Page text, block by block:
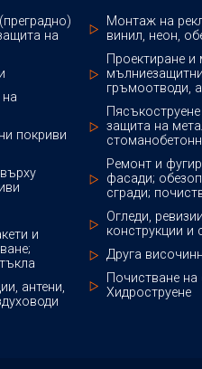
на
покриви
и
антени,
Монтаж на
винил, неон,
Проектиране
гръмоотводи,
защита на
Ремонт и
фасади;
сгради;
Огледи,
конструкции
Друга
Почистване на
Хидроструене